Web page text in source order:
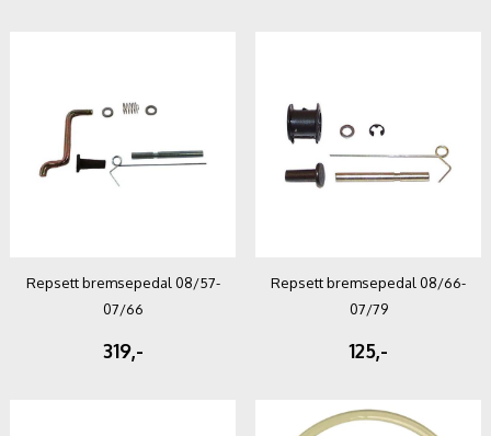
Repsett bremsepedal 08/57-
07/66
319,-
Repsett bremsepedal 08/66-
07/79
125,-